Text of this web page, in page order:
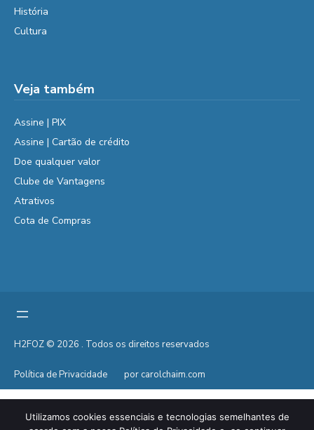
História
Cultura
Veja também
Assine | PIX
Assine | Cartão de crédito
Doe qualquer valor
Clube de Vantagens
Atrativos
Cota de Compras
H2FOZ © 2026 . Todos os direitos reservados
Política de Privacidade por carolchaim.com
Utilizamos cookies essenciais e tecnologias semelhantes de